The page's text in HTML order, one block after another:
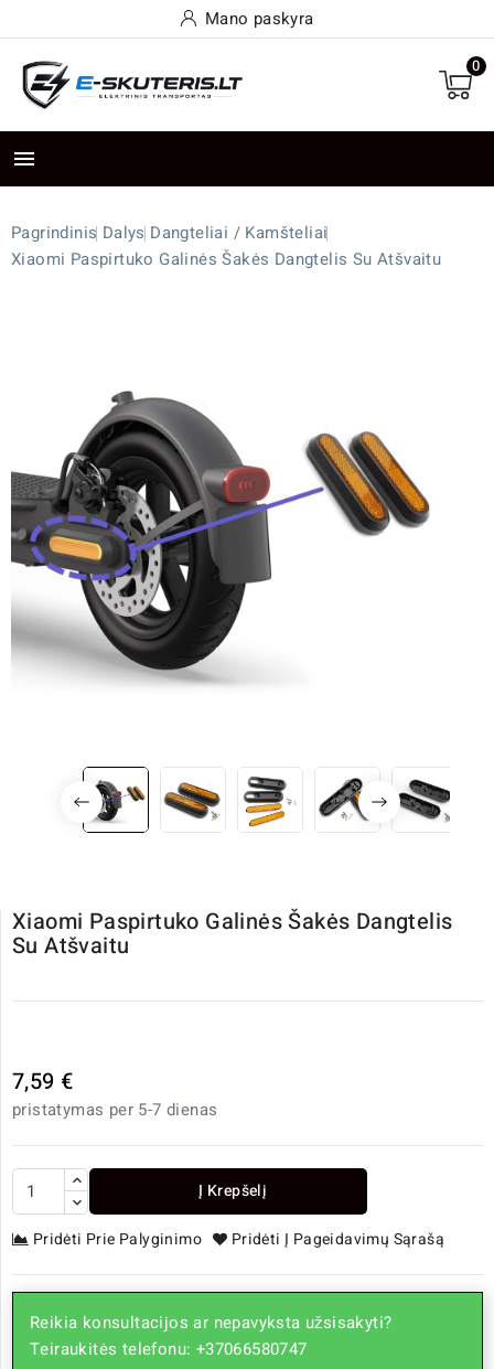
Mano paskyra
0

Pagrindinis Dalys Dangteliai / Kamšteliai
Xiaomi Paspirtuko Galinės Šakės Dangtelis Su Atšvaitu
Xiaomi Paspirtuko Galinės Šakės Dangtelis
Su Atšvaitu
7,59 €
pristatymas per 5-7 dienas
Į Krepšelį
Pridėti Prie Palyginimo Pridėti Į Pageidavimų Sąrašą
Reikia konsultacijos ar nepavyksta užsisakyti?
Teiraukitės telefonu: +37066580747